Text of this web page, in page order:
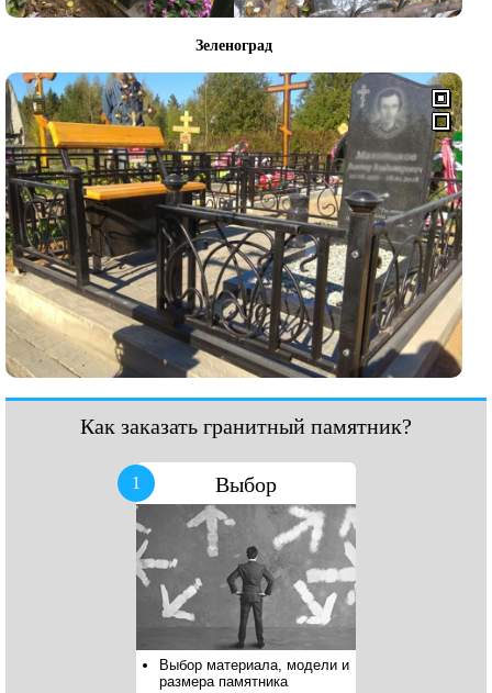
Зеленоград
Как заказать гранитный памятник?
1 Выбор
Выбор материала, модели и
размера памятника